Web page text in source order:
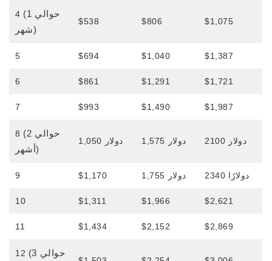
دروس خصوصية
تأشيرات F-1
الرسوم الدراسية لـ Kama’aina (المواطنون
تأشيرة الطالب (تأشيرة F-1).
والحاليين
4 (حوالي 1
شهر)
$538 $806 $1,075
5 $694 $1,040 $1,387
6 $861 $1,291 $1,721
7 $993 $1,490 $1,987
8 (حوالي 2
أشهر)
1,050 دولار 1,575 دولار 2100 دولار
9 $1,170 1,755 دولار 2340 دولارًا
10 $1,311 $1,966 $2,621
11 $1,434 $2,152 $2,869
12 (حوالي 3